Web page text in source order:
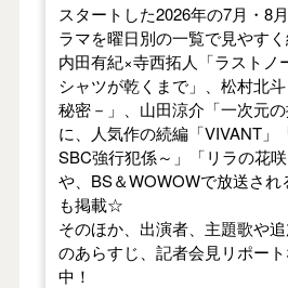
スタートした2026年の7月・8
ラマを曜日別の一覧で見やすく
内田有紀×寺西拓人「ラストノ
シャツが乾くまで」、松村北
秘密－」、山田涼介「一次元
に、人気作の続編「VIVANT」
SBC強行犯係～」「リラの花咲
や、BS＆WOWOWで放送され
も掲載☆
そのほか、出演者、主題歌や
のあらすじ、記者会見リポー
中！